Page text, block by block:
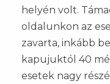
helyén volt.
oldalunkon az
zavarta, inkább
kapujuktól 40
esetek nagy